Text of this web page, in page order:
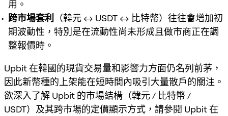
用。
跨市場套利
（韓元 ↔ USDT ↔ 比特幣）往往會增加初
期波動性，特別是在流動性尚未形成且做市商正在調
整報價時。
Upbit 在韓國的現貨交易量和影響力方面仍名列前茅，
因此新幣種的上架能在短時間內吸引大量散戶的關注。
欲深入了解 Upbit 的市場結構（韓元 / 比特幣 /
USDT）及其跨市場的定價顯示方式，請參閱 Upbit 在